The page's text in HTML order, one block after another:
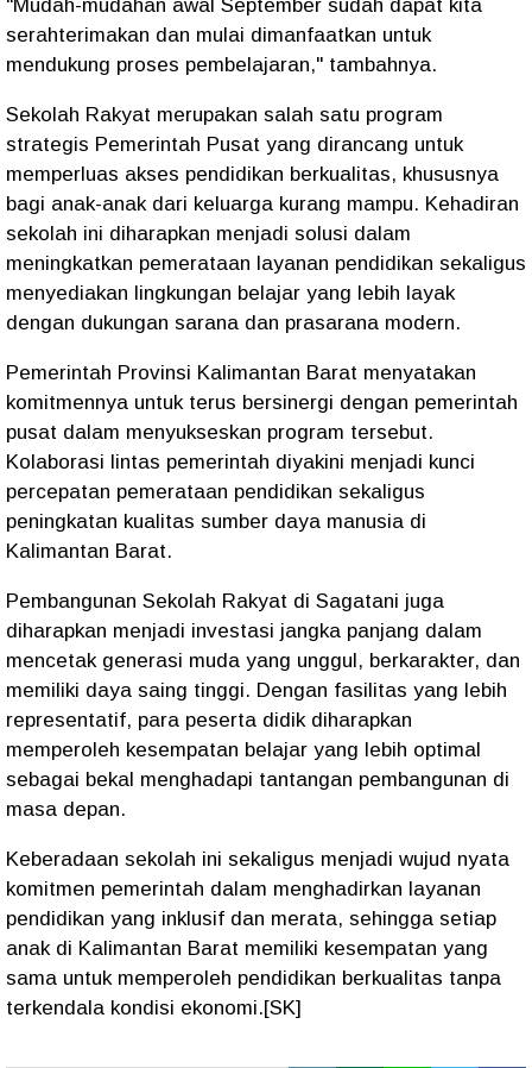
"Mudah-mudahan awal September sudah dapat kita
serahterimakan dan mulai dimanfaatkan untuk
mendukung proses pembelajaran," tambahnya.
Sekolah Rakyat merupakan salah satu program
strategis Pemerintah Pusat yang dirancang untuk
memperluas akses pendidikan berkualitas, khususnya
bagi anak-anak dari keluarga kurang mampu. Kehadiran
sekolah ini diharapkan menjadi solusi dalam
meningkatkan pemerataan layanan pendidikan sekaligus
menyediakan lingkungan belajar yang lebih layak
dengan dukungan sarana dan prasarana modern.
Pemerintah Provinsi Kalimantan Barat menyatakan
komitmennya untuk terus bersinergi dengan pemerintah
pusat dalam menyukseskan program tersebut.
Kolaborasi lintas pemerintah diyakini menjadi kunci
percepatan pemerataan pendidikan sekaligus
peningkatan kualitas sumber daya manusia di
Kalimantan Barat.
Pembangunan Sekolah Rakyat di Sagatani juga
diharapkan menjadi investasi jangka panjang dalam
mencetak generasi muda yang unggul, berkarakter, dan
memiliki daya saing tinggi. Dengan fasilitas yang lebih
representatif, para peserta didik diharapkan
memperoleh kesempatan belajar yang lebih optimal
sebagai bekal menghadapi tantangan pembangunan di
masa depan.
Keberadaan sekolah ini sekaligus menjadi wujud nyata
komitmen pemerintah dalam menghadirkan layanan
pendidikan yang inklusif dan merata, sehingga setiap
anak di Kalimantan Barat memiliki kesempatan yang
sama untuk memperoleh pendidikan berkualitas tanpa
terkendala kondisi ekonomi.[SK]